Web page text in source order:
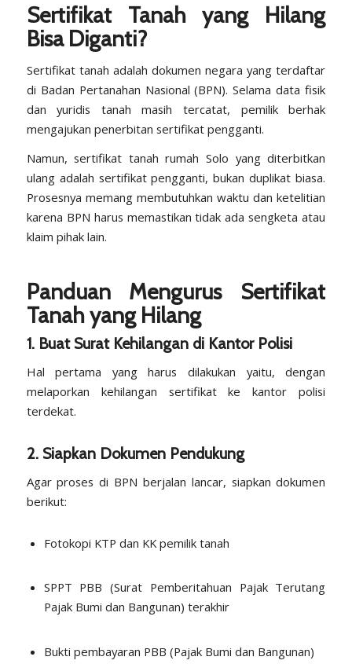
Sertifikat Tanah yang Hilang
Bisa Diganti?
Sertifikat tanah adalah dokumen negara yang terdaftar
di Badan Pertanahan Nasional (BPN). Selama data fisik
dan yuridis tanah masih tercatat, pemilik berhak
mengajukan penerbitan sertifikat pengganti.
Namun, sertifikat tanah rumah Solo yang diterbitkan
ulang adalah sertifikat pengganti, bukan duplikat biasa.
Prosesnya memang membutuhkan waktu dan ketelitian
karena BPN harus memastikan tidak ada sengketa atau
klaim pihak lain.
Panduan Mengurus Sertifikat
Tanah yang Hilang
1. Buat Surat Kehilangan di Kantor Polisi
Hal pertama yang harus dilakukan yaitu, dengan
melaporkan kehilangan sertifikat ke kantor polisi
terdekat.
2. Siapkan Dokumen Pendukung
Agar proses di BPN berjalan lancar, siapkan dokumen
berikut:
Fotokopi KTP dan KK pemilik tanah
SPPT PBB (Surat Pemberitahuan Pajak Terutang
Pajak Bumi dan Bangunan) terakhir
Bukti pembayaran PBB (Pajak Bumi dan Bangunan)